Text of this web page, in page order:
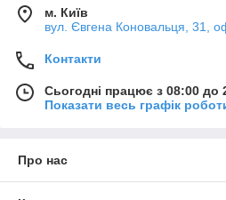
м. Київ
вул. Євгена Коновальця, 31,
Контакти
Сьогодні працює з 08:00 до
Показати весь графік
Про нас